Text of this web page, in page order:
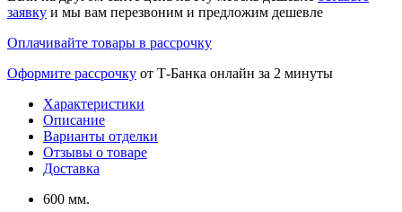
заявку и мы вам перезвоним и предложим дешевле
Оплачивайте товары в рассрочку
Оформите рассрочку от Т-Банка онлайн за 2 минуты
Характеристики
Описание
Варианты отделки
Отзывы о товаре
Доставка
600 мм.